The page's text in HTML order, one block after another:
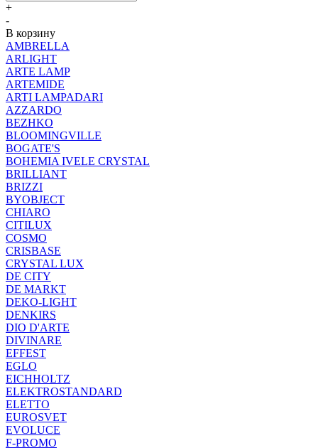
+
-
В корзину
AMBRELLA
ARLIGHT
ARTE LAMP
ARTEMIDE
ARTI LAMPADARI
AZZARDO
BEZHKO
BLOOMINGVILLE
BOGATE'S
BOHEMIA IVELE CRYSTAL
BRILLIANT
BRIZZI
BYOBJECT
CHIARO
CITILUX
COSMO
CRISBASE
CRYSTAL LUX
DE CITY
DE MARKT
DEKO-LIGHT
DENKIRS
DIO D'ARTE
DIVINARE
EFFEST
EGLO
EICHHOLTZ
ELEKTROSTANDARD
ELETTO
EUROSVET
EVOLUCE
F-PROMO